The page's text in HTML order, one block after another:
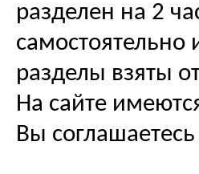
разделен на 2
самостоятельно
разделы взяты
На сайте
Вы